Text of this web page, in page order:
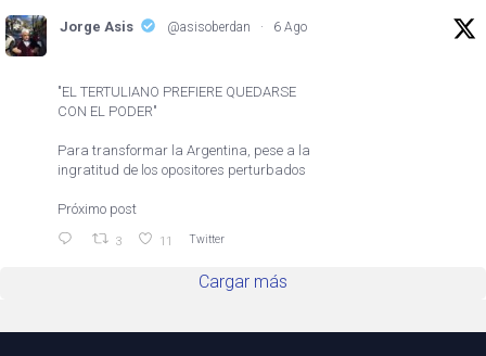
Jorge Asis @asisoberdan · 6 Ago
"EL TERTULIANO PREFIERE QUEDARSE
CON EL PODER"
Para transformar la Argentina, pese a la
ingratitud de los opositores perturbados
Próximo post
3 11 Twitter
Cargar más